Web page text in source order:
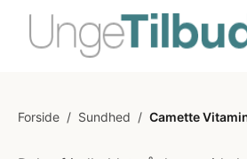
Forside / Sundhed / Camette